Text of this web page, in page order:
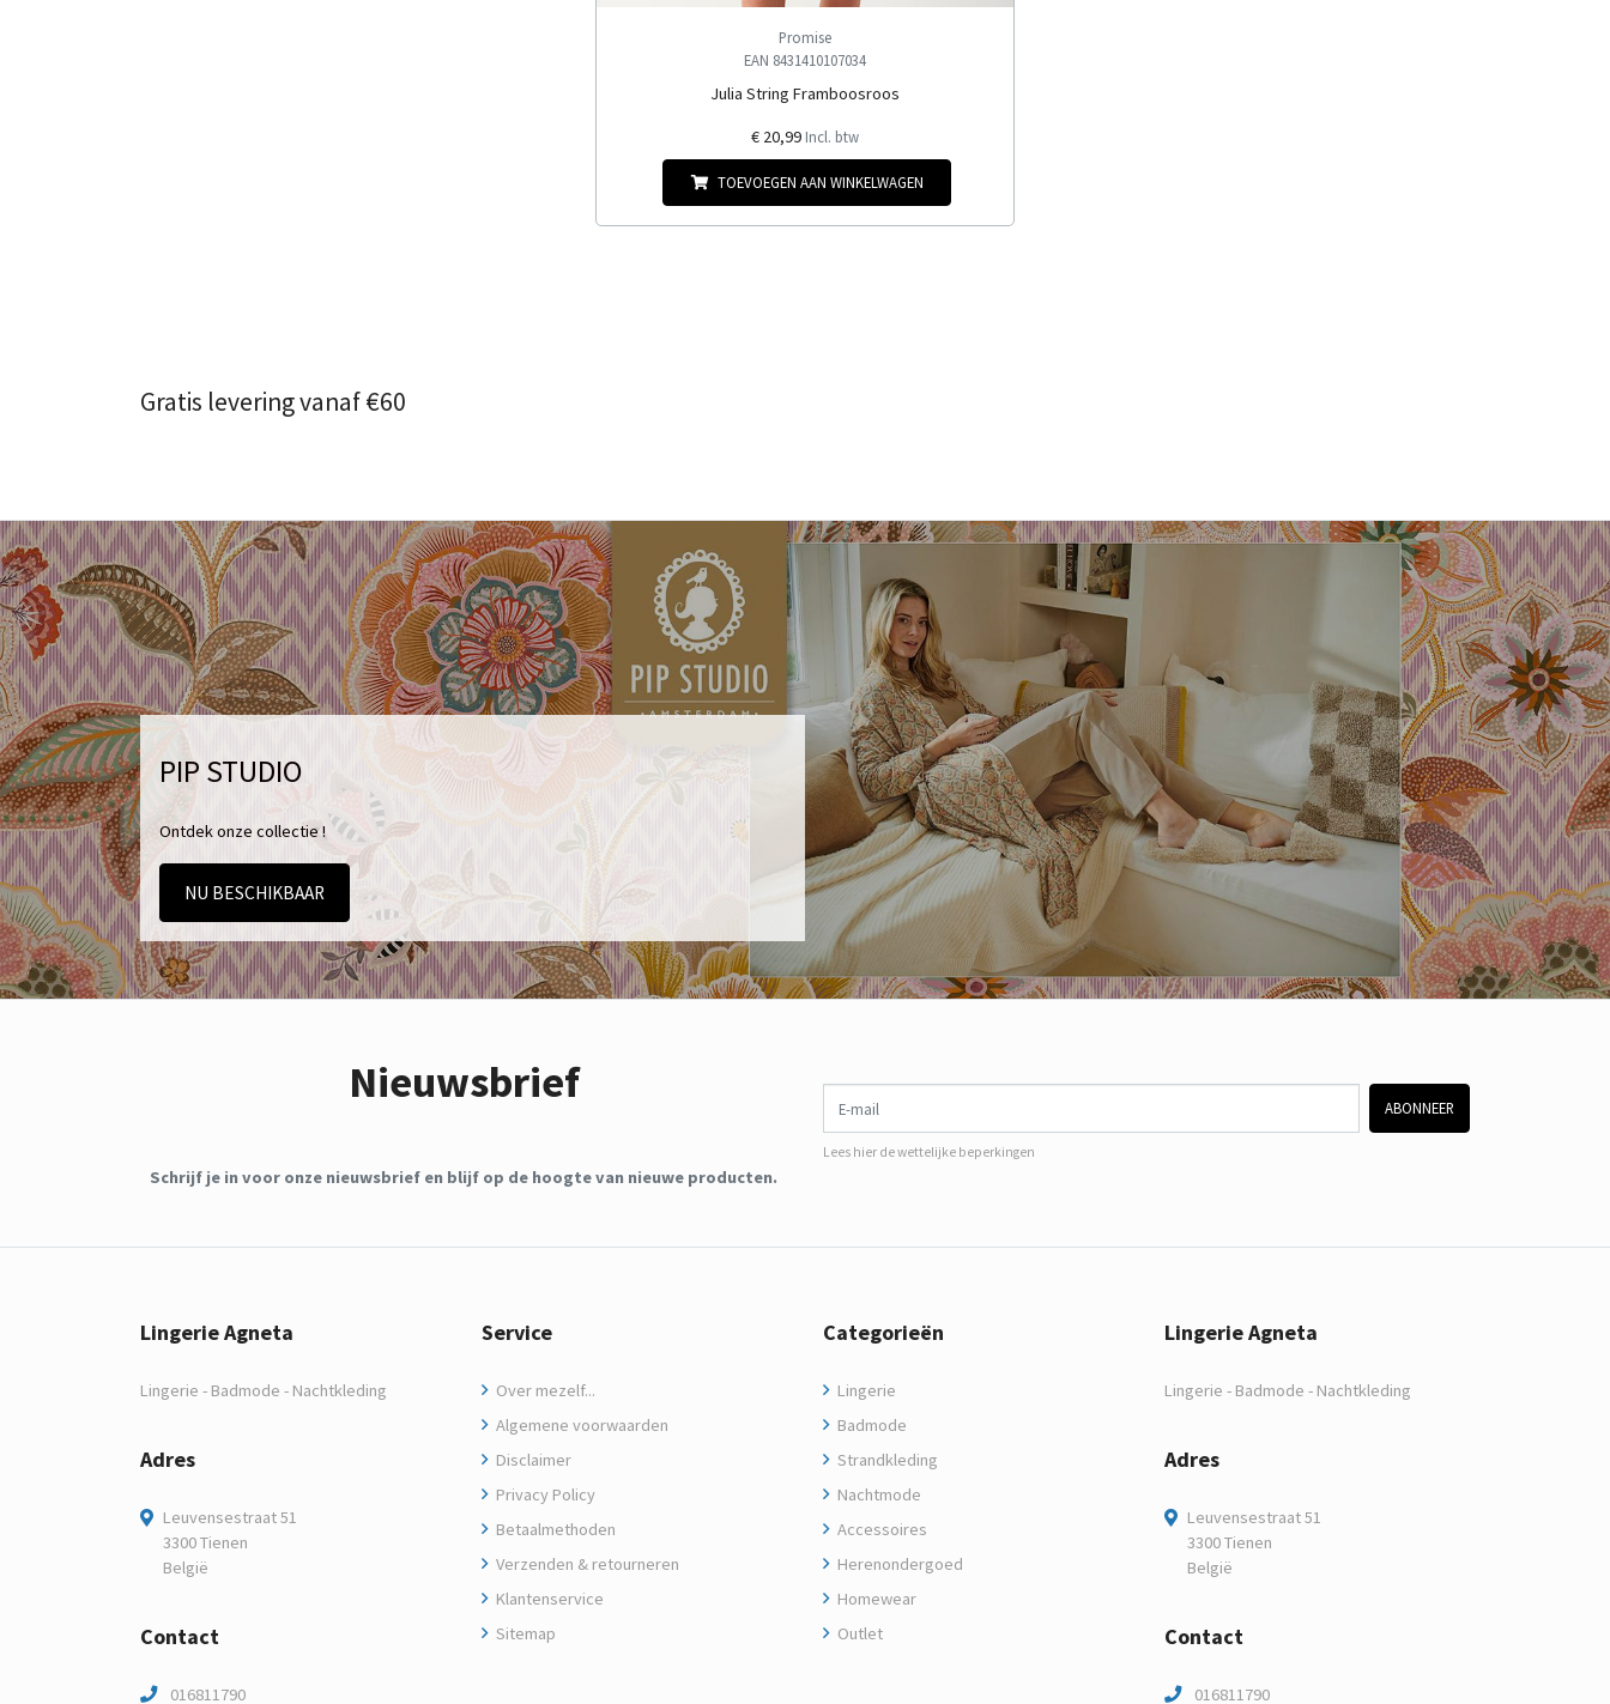
Promise
EAN 8431410107034
Julia String Framboosroos
€ 20,99 Incl. btw
TOEVOEGEN AAN WINKELWAGEN
Gratis levering vanaf €60
PIP STUDIO
Ontdek onze collectie !
NU BESCHIKBAAR
Nieuwsbrief
Schrijf je in voor onze nieuwsbrief en blijf op de hoogte van nieuwe producten.
E-mail
ABONNEER
Lees hier de wettelijke beperkingen
Lingerie Agneta
Lingerie - Badmode - Nachtkleding
Adres
Leuvensestraat 51
3300 Tienen
België
Contact
016811790
Service
Over mezelf...
Algemene voorwaarden
Disclaimer
Privacy Policy
Betaalmethoden
Verzenden & retourneren
Klantenservice
Sitemap
Categorieën
Lingerie
Badmode
Strandkleding
Nachtmode
Accessoires
Herenondergoed
Homewear
Outlet
Lingerie Agneta
Lingerie - Badmode - Nachtkleding
Adres
Leuvensestraat 51
3300 Tienen
België
Contact
016811790